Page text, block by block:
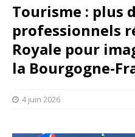
Tourisme : plus
professionnels
Royale pour
la Bourgogne-
4 juin 2026